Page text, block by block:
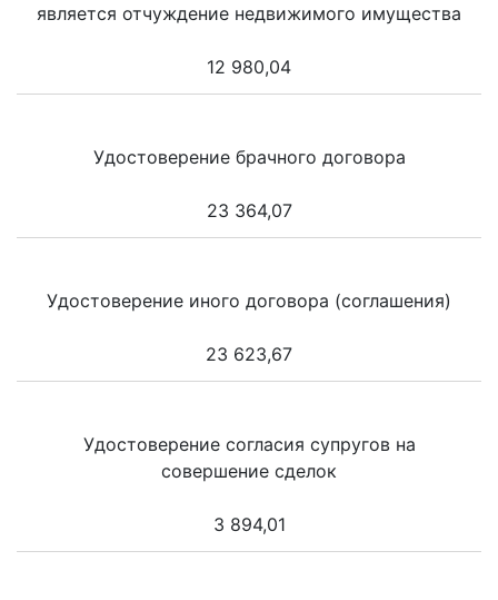
является отчуждение недвижимого имущества
12 980,04
Удостоверение брачного договора
23 364,07
Удостоверение иного договора (соглашения)
23 623,67
Удостоверение согласия супругов на
совершение сделок
3 894,01